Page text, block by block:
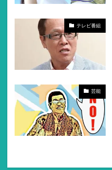
テレビ番組
芸能